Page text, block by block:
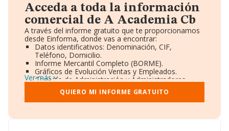
Acceda a toda la información
comercial de A Academia Cb
A través del informe gratuito que te proporcionamos
desde Einforma, donde vas a encontrar:
Datos identificativos: Denominación, CIF,
Teléfono, Domicilio.
Informe Mercantil Completo (BORME).
Gráficos de Evolución Ventas y Empleados.
Consejo de Administración y Administradores.
Directivos y Ejecutivos.
Accionistas.
Participaciones y Vinculaciones en otras empresas.
Información oficial y registral complementaria.
Ver más
QUIERO MI INFORME GRATUITO